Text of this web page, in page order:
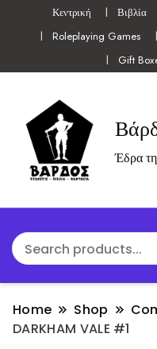
Κεντρική Βιβλία
Roleplaying Games
Gift
Έδρα
Home Shop
DARKHAM VALE #1